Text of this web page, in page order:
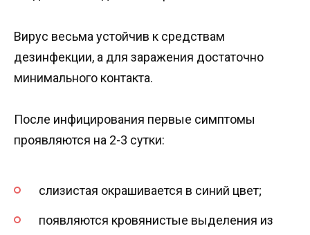
Вирус весьма устойчив к средствам
дезинфекции, а для заражения достаточно
минимального контакта.
После инфицирования первые симптомы
проявляются на 2-3 сутки:
слизистая окрашивается в синий цвет;
появляются кровянистые выделения из